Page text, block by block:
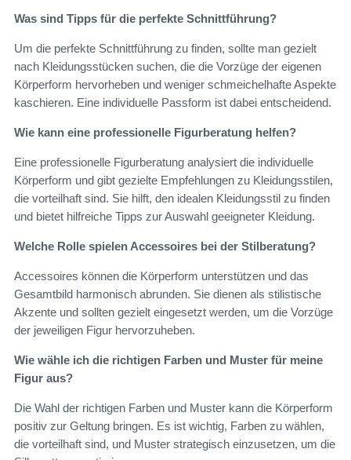
Was sind Tipps für die perfekte Schnittführung?
Um die perfekte Schnittführung zu finden, sollte man gezielt
nach Kleidungsstücken suchen, die die Vorzüge der eigenen
Körperform hervorheben und weniger schmeichelhafte Aspekte
kaschieren. Eine individuelle Passform ist dabei entscheidend.
Wie kann eine professionelle Figurberatung helfen?
Eine professionelle Figurberatung analysiert die individuelle
Körperform und gibt gezielte Empfehlungen zu Kleidungsstilen,
die vorteilhaft sind. Sie hilft, den idealen Kleidungsstil zu finden
und bietet hilfreiche Tipps zur Auswahl geeigneter Kleidung.
Welche Rolle spielen Accessoires bei der Stilberatung?
Accessoires können die Körperform unterstützen und das
Gesamtbild harmonisch abrunden. Sie dienen als stilistische
Akzente und sollten gezielt eingesetzt werden, um die Vorzüge
der jeweiligen Figur hervorzuheben.
Wie wähle ich die richtigen Farben und Muster für meine
Figur aus?
Die Wahl der richtigen Farben und Muster kann die Körperform
positiv zur Geltung bringen. Es ist wichtig, Farben zu wählen,
die vorteilhaft sind, und Muster strategisch einzusetzen, um die